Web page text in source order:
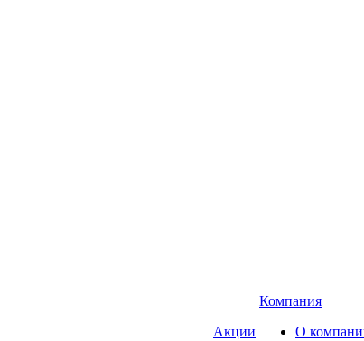
Акции
Компания
О